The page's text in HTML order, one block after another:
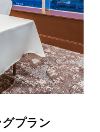
プラン